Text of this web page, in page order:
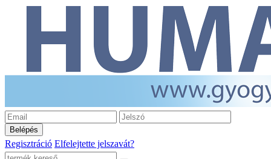
Belépés
Regisztráció Elfelejtette jelszavát?